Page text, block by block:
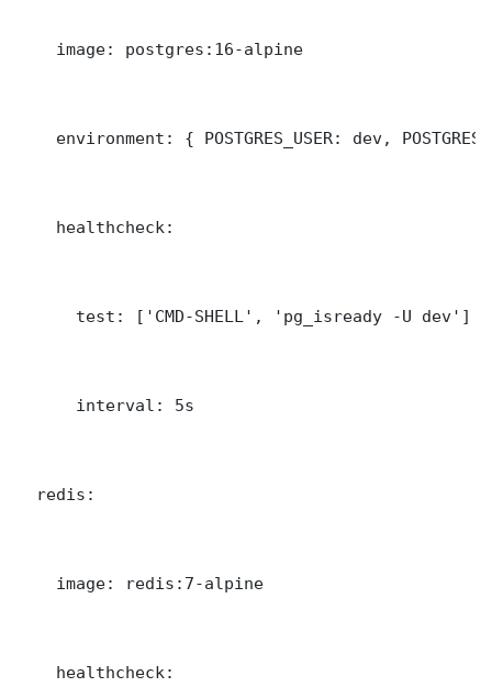
    image: postgres:16-alpine
environment: { POSTGRES_USER: dev,
    healthcheck:
      test: ['CMD-SHELL', 'pg_isready -U dev']
      interval: 5s
  redis:
    image: redis:7-alpine
    healthcheck: